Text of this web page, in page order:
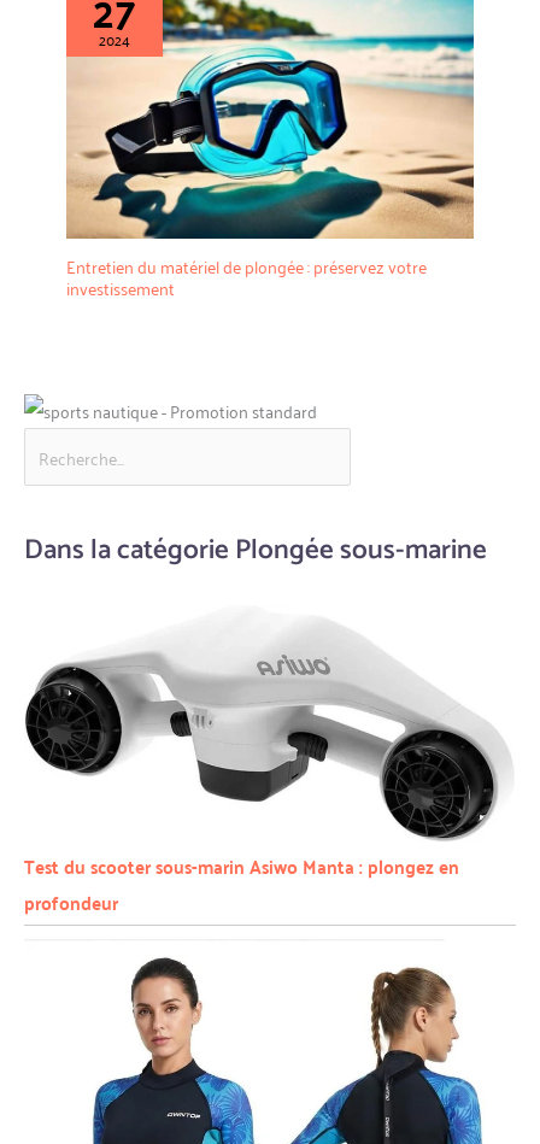
2024
Entretien du matériel de plongée : préservez votre
investissement
Dans la catégorie Plongée sous-marine
Test du scooter sous-marin Asiwo Manta : plongez en
profondeur